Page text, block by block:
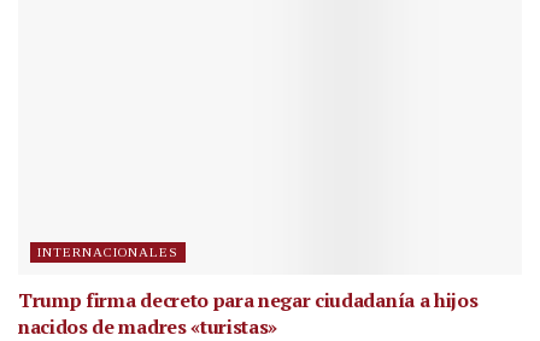
INTERNACIONALES
Trump firma decreto para negar ciudadanía a hijos
nacidos de madres «turistas»